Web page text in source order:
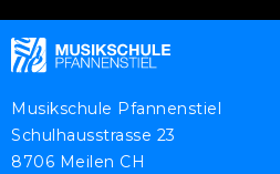
Musikschule Pfannenstiel
Schulhausstrasse 23
8706 Meilen CH